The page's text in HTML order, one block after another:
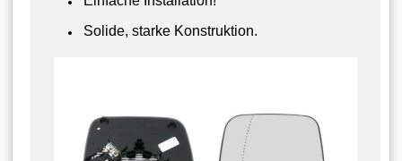
Solide, starke Konstruktion.